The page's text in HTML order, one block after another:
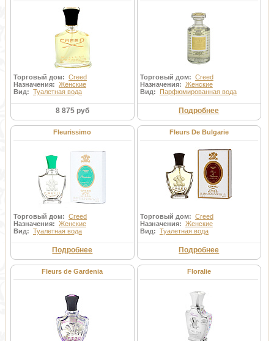
Торговый дом: Creed
Назначения: Женские
Вид: Туалетная вода
8 875 руб
Торговый дом: Creed
Назначения: Женские
Вид: Парфюмированная вода
Подробнее
Fleurissimo
Торговый дом: Creed
Назначения: Женские
Вид: Туалетная вода
Подробнее
Fleurs De Bulgarie
Торговый дом: Creed
Назначения: Женские
Вид: Туалетная вода
Подробнее
Fleurs de Gardenia Floralie